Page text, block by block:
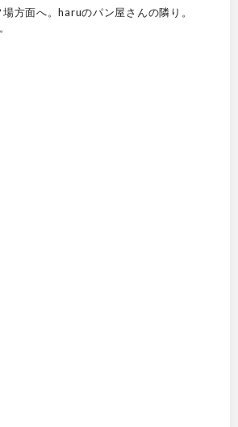
方面へ。haruのパン屋さんの隣り。